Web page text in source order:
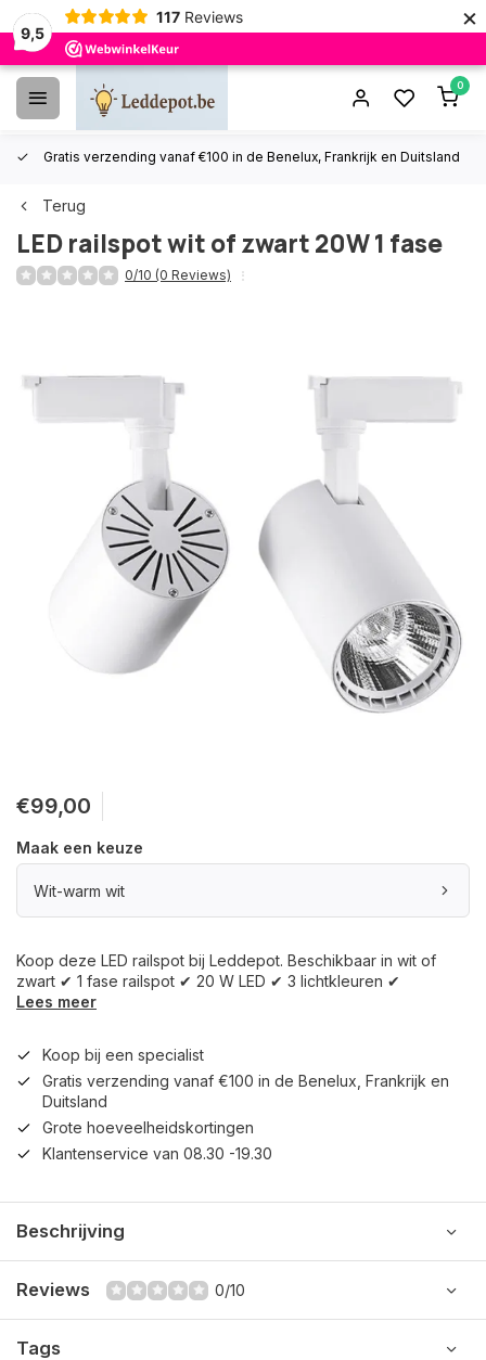
9,5
117 Reviews ×
0
Gratis verzending vanaf €100 in de Benelux, Frankrijk en Duitsland
Terug
LED railspot wit of zwart 20W 1 fase
0/10 (0 Reviews)
€99,00
Maak een keuze
Wit-warm wit
Koop deze LED railspot bij Leddepot. Beschikbaar in wit of
zwart ✔ 1 fase railspot ✔ 20 W LED ✔ 3 lichtkleuren ✔
Lees meer
Koop bij een specialist
Gratis verzending vanaf €100 in de Benelux, Frankrijk en
Duitsland
Grote hoeveelheidskortingen
Klantenservice van 08.30 -19.30
Beschrijving
Reviews 0/10
Tags